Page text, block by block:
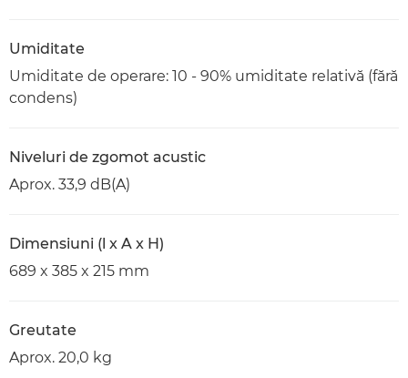
Umiditate
Umiditate de operare: 10 - 90% umiditate relativă (fără
condens)
Niveluri de zgomot acustic
Aprox. 33,9 dB(A)
Dimensiuni (l x A x H)
689 x 385 x 215 mm
Greutate
Aprox. 20,0 kg